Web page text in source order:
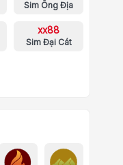
Sim Ông Địa
xx88
Sim Đại Cát